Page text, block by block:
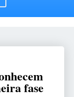
fase